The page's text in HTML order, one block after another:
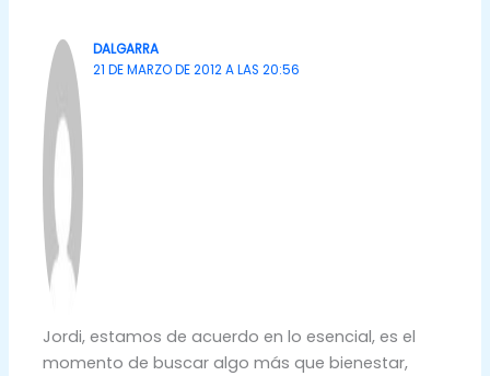
DALGARRA
21 DE MARZO DE 2012 A LAS 20:56
Jordi, estamos de acuerdo en lo esencial, es el
momento de buscar algo más que bienestar,